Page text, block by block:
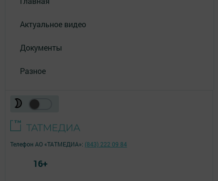
Актуальное видео
Документы
Разное
Телефон АО «ТАТМЕДИА»: (843) 222 09 84
16+